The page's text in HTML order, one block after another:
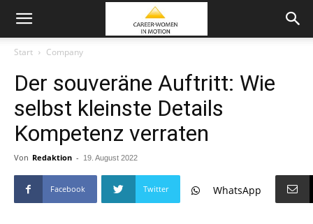
Start Company
Der souveräne Auftritt: Wie
selbst kleinste Details
Kompetenz verraten
Von Redaktion - 19. August 2022
Facebook Twitter WhatsApp